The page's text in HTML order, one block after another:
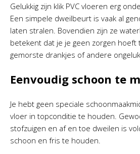
Gelukkig zijn klik PVC vloeren erg
Een simpele dweilbeurt is vaak al
laten stralen. Bovendien zijn ze
betekent dat je je geen zorgen hoeft
gemorste drankjes of andere
Eenvoudig schoon te
Je hebt geen speciale
vloer in topconditie te houden.
stofzuigen en af en toe dweilen is
schoon en fris te houden.